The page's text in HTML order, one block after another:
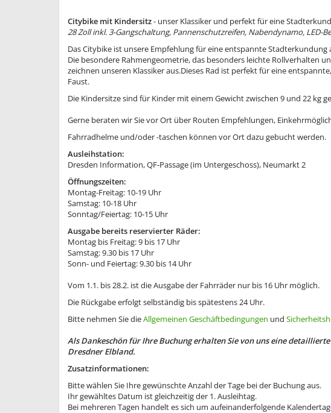
Citybike mit Kindersitz- unser Klassiker und perfekt für eine
28 Zoll inkl. 3-Gangschaltung, Pannenschutzreifen, Nabendynamo, LED-
Das Citybike ist unsere Empfehlung für eine entspannte
Die besondere Rahmengeometrie, das besonders leichte Rollverhalten
zeichnen unseren Klassiker aus.Dieses Rad ist perfekt für eine
Faust.
Die Kindersitze sind für Kinder mit einem Gewicht zwischen 9 und 22 kg
Gerne beraten wir Sie vor Ort über Routen Empfehlungen,
Fahrradhelme und/oder -taschen können vor Ort dazu gebucht werden.
Ausleihstation:
Dresden Information, QF-Passage (im Untergeschoss), Neumarkt 2
Öffnungszeiten:
Montag-Freitag: 10-19 Uhr
Samstag: 10-18 Uhr
Sonntag/Feiertag: 10-15 Uhr
Ausgabe bereits reservierter Räder:
Montag bis Freitag: 9 bis 17 Uhr
Samstag: 9.30 bis 17 Uhr
Sonn- und Feiertag: 9.30 bis 14 Uhr
Vom 1.1. bis 28.2. ist die Ausgabe der Fahrräder nur bis 16 Uhr möglich.
Die Rückgabe erfolgt selbständig bis spätestens 24 Uhr.
Bitte nehmen Sie dieAllgemeinen Geschäftbedingungen und
Als Dankeschön für Ihre Buchung erhalten Sie von uns eine
Dresdner Elbland.
Zusatzinformationen:
Bitte wählen Sie Ihre gewünschte Anzahl der Tage bei der Buchung aus.
Ihr gewähltes Datum ist gleichzeitig der 1. Ausleihtag.
Bei mehreren Tagen handelt es sich um aufeinanderfolgende